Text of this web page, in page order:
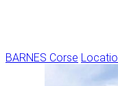
BARNES Corse